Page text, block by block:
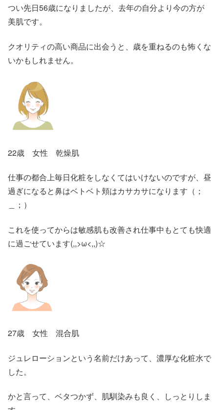
つい先日56歳になりましたが、去年の自分より今の方が
美肌です。
クオリティの高い商品に出会うと、歳を重ねるのも怖くな
いかもしれません。
22歳 女性 乾燥肌
仕事の都合上毎日化粧をしなくてはいけないのですが、昼
過ぎになると鼻はベトベト頬はカサカサになります（；
＿；）
これを使ってからは敏感肌も改善され仕事中もとても快適
に過ごせています(,,>ω<,,)☆
27歳 女性 混合肌
ジュレローションという名前だけあって、濃厚な化粧水で
した。
かと言って、ベタつかず、肌馴染みも良く、しっとりしま